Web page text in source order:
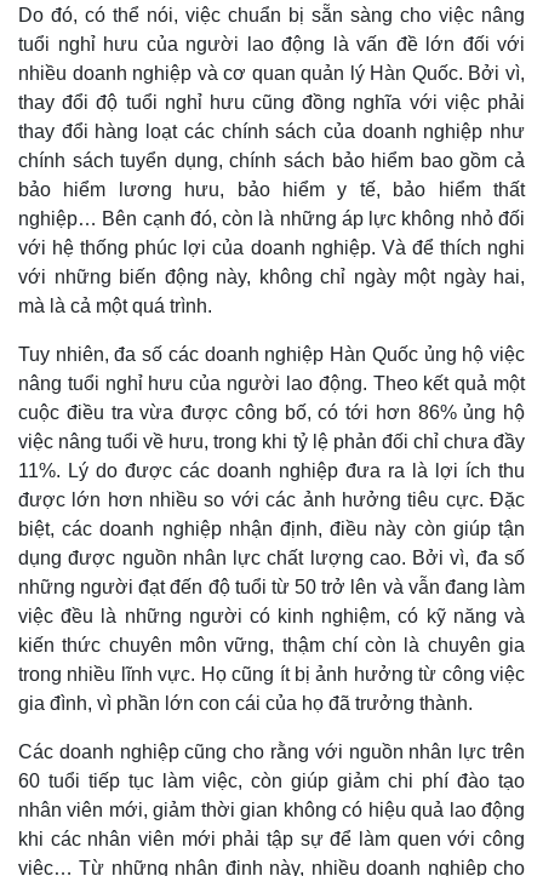
Pháp luật
Tin nóng
Quân sự - Quốc phòng
Vũ khí
Việt Nam
Do đó, có thể nói, việc chuẩn bị sẵn sàng cho việc nâng
tuổi nghỉ hưu của người lao động là vấn đề lớn đối với
nhiều doanh nghiệp và cơ quan quản lý Hàn Quốc. Bởi vì,
thay đổi độ tuổi nghỉ hưu cũng đồng nghĩa với việc phải
thay đổi hàng loạt các chính sách của doanh nghiệp như
chính sách tuyển dụng, chính sách bảo hiểm bao gồm cả
bảo hiểm lương hưu, bảo hiểm y tế, bảo hiểm thất
nghiệp… Bên cạnh đó, còn là những áp lực không nhỏ đối
với hệ thống phúc lợi của doanh nghiệp. Và để thích nghi
với những biến động này, không chỉ ngày một ngày hai,
mà là cả một quá trình.
Tuy nhiên, đa số các doanh nghiệp Hàn Quốc ủng hộ việc
nâng tuổi nghỉ hưu của người lao động. Theo kết quả một
cuộc điều tra vừa được công bố, có tới hơn 86% ủng hộ
việc nâng tuổi về hưu, trong khi tỷ lệ phản đối chỉ chưa đầy
11%. Lý do được các doanh nghiệp đưa ra là lợi ích thu
được lớn hơn nhiều so với các ảnh hưởng tiêu cực. Đặc
biệt, các doanh nghiệp nhận định, điều này còn giúp tận
dụng được nguồn nhân lực chất lượng cao. Bởi vì, đa số
những người đạt đến độ tuổi từ 50 trở lên và vẫn đang làm
việc đều là những người có kinh nghiệm, có kỹ năng và
kiến thức chuyên môn vững, thậm chí còn là chuyên gia
trong nhiều lĩnh vực. Họ cũng ít bị ảnh hưởng từ công việc
gia đình, vì phần lớn con cái của họ đã trưởng thành.
Các doanh nghiệp cũng cho rằng với nguồn nhân lực trên
60 tuổi tiếp tục làm việc, còn giúp giảm chi phí đào tạo
nhân viên mới, giảm thời gian không có hiệu quả lao động
khi các nhân viên mới phải tập sự để làm quen với công
việc… Từ những nhận định này, nhiều doanh nghiệp cho